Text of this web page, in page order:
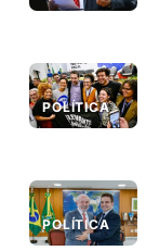
POLÍTICA
POLÍTICA